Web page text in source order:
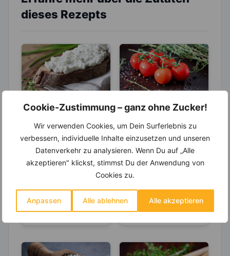
Cookie-Zustimmung – ganz ohne Zucker!
Wir verwenden Cookies, um Dein Surferlebnis zu
verbessern, individuelle Inhalte einzusetzen und unseren
Datenverkehr zu analysieren. Wenn Du auf „Alle
akzeptieren" klickst, stimmst Du der Anwendung von
Cookies zu.
Anpassen Alle ablehnen Alle akzeptieren
dieses Rezepts
LEBENSMITTEL
Frischkäse – viel
mehr als nur ein
Brotaufstrich
Frischkäse ist
aufgrund seiner
Geschmackes in
Deutschland bei Jung
und Alt...
LEBENSMITTEL
Tomaten- Mehr
des Anti-Aging-
Stoffs Lycopin
durchs
Einkochen?
Tomaten belegen den
1. Platz unter den Top
10 der Gemüsesorten
24...